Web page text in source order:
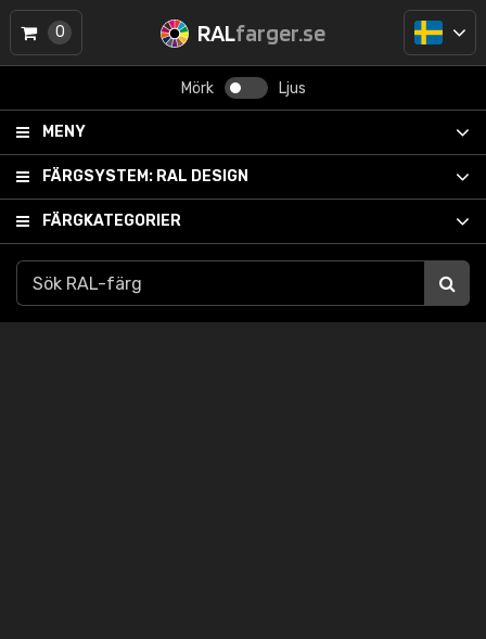
RALfarger.se
Mörk Ljus
MENY
FÄRGSYSTEM: RAL DESIGN
FÄRGKATEGORIER
0